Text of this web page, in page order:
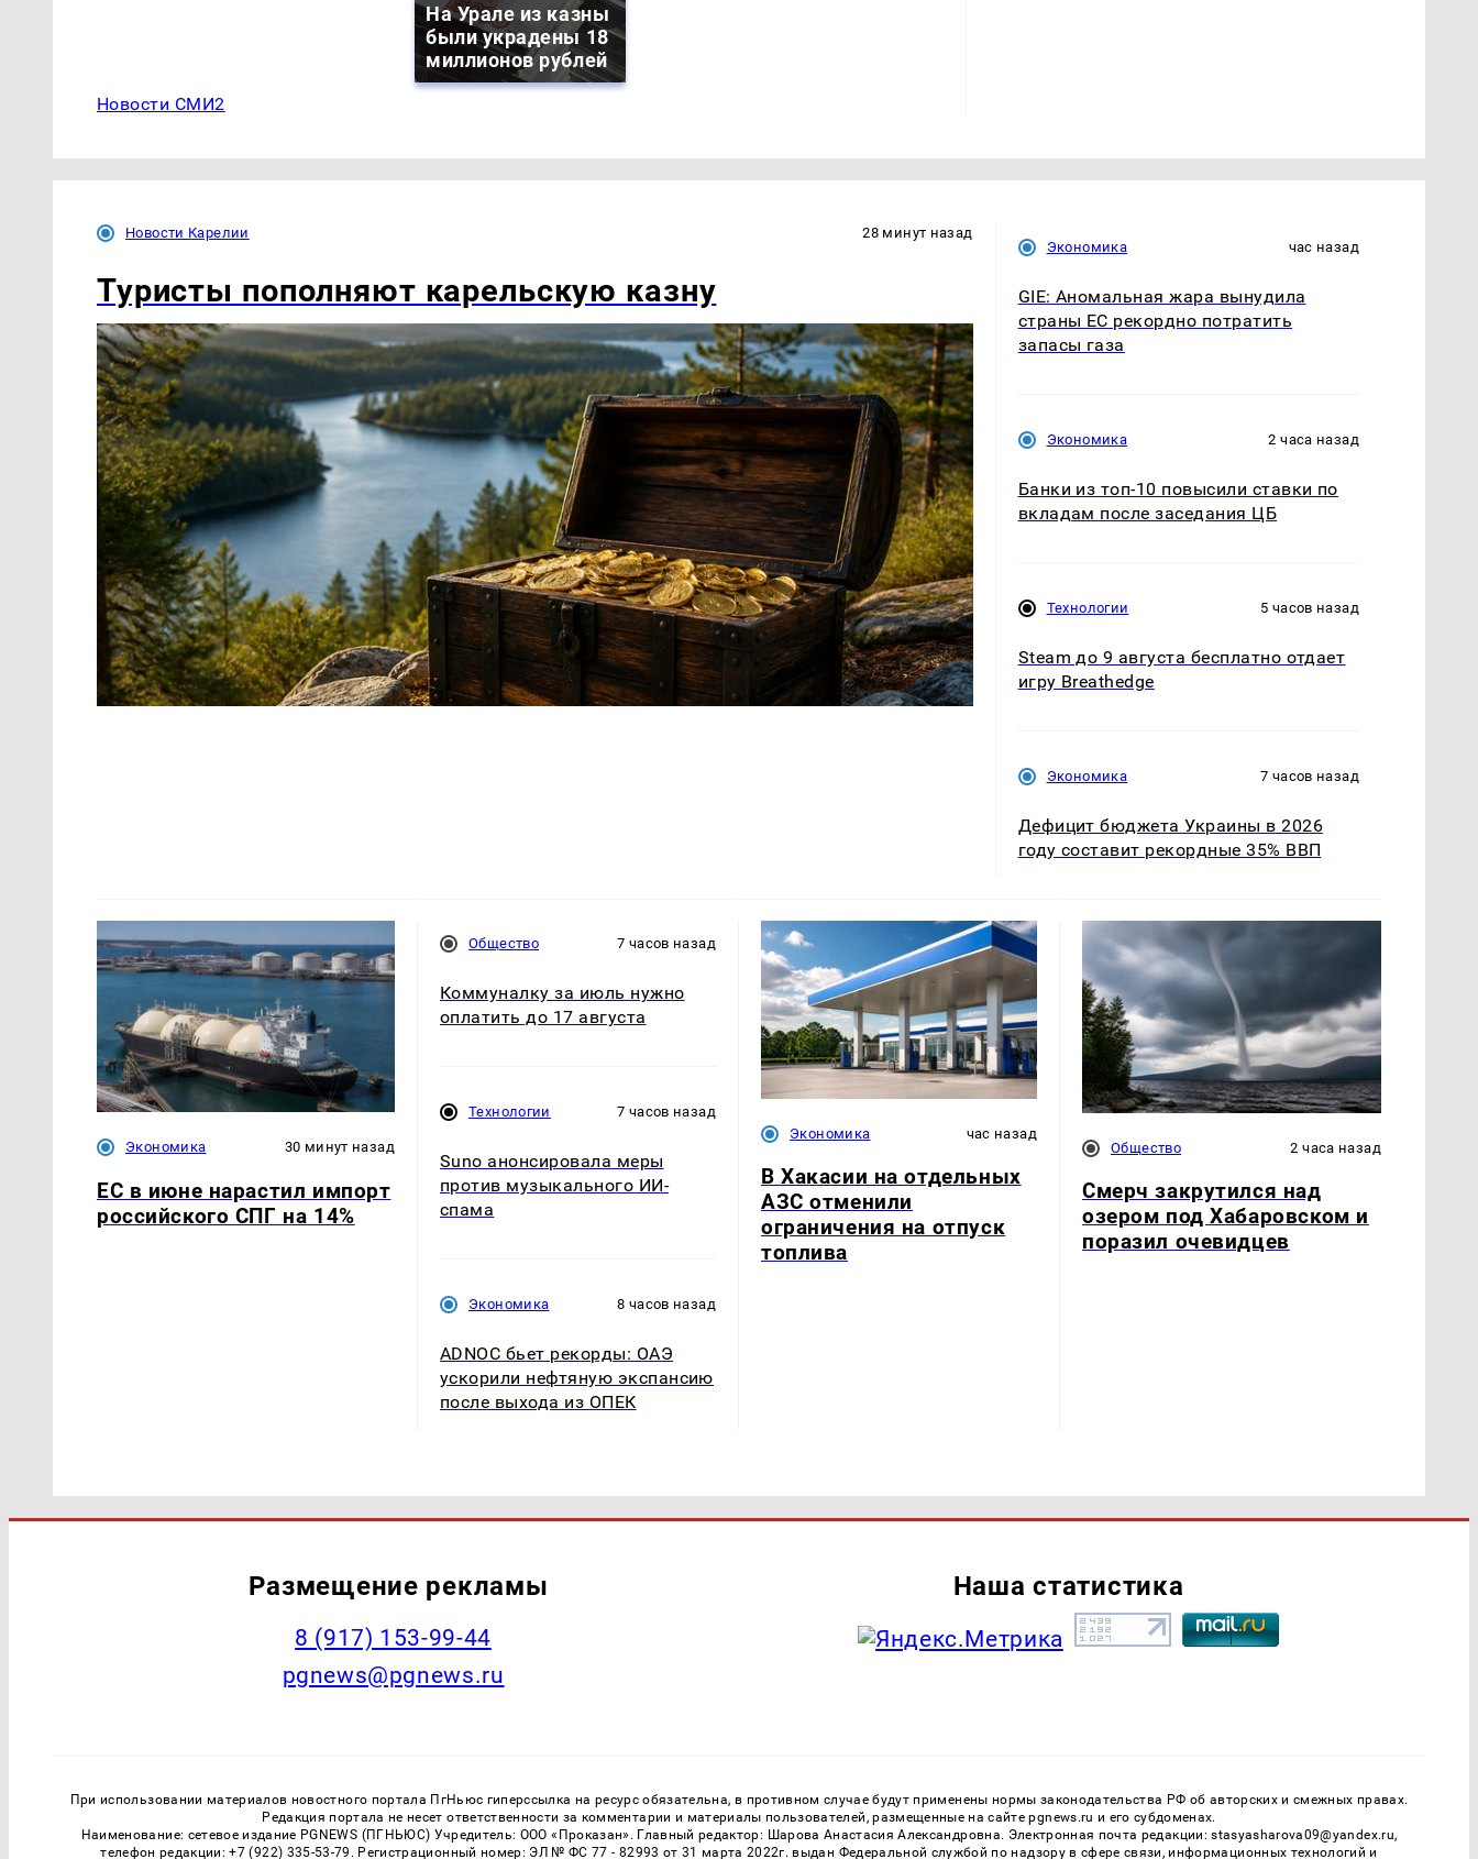
На Урале из казны
были украдены 18
миллионов рублей
Новости СМИ2
Новости Карелии 28 минут назад
Туристы пополняют карельскую казну
Экономика час назад
GIE: Аномальная жара вынудила
страны ЕС рекордно потратить
запасы газа
Экономика 2 часа назад
Банки из топ-10 повысили ставки по
вкладам после заседания ЦБ
Технологии 5 часов назад
Steam до 9 августа бесплатно отдает
игру Breathedge
Экономика 7 часов назад
Дефицит бюджета Украины в 2026
году составит рекордные 35% ВВП
Экономика 30 минут назад
ЕС в июне нарастил импорт
российского СПГ на 14%
Общество 7 часов назад
Коммуналку за июль нужно
оплатить до 17 августа
Технологии 7 часов назад
Suno анонсировала меры
против музыкального ИИ-
спама
Экономика 8 часов назад
ADNOC бьет рекорды: ОАЭ
ускорили нефтяную экспансию
после выхода из ОПЕК
Экономика час назад
В Хакасии на отдельных
АЗС отменили
ограничения на отпуск
топлива
Общество 2 часа назад
Смерч закрутился над
озером под Хабаровском и
поразил очевидцев
Размещение рекламы
‭8 (917) 153-99-44
pgnews@pgnews.ru
Наша статистика
При использовании материалов новостного портала ПгНьюс гиперссылка на ресурс обязательна, в противном случае будут применены нормы законодательства РФ об авторских и смежных правах.
Редакция портала не несет ответственности за комментарии и материалы пользователей, размещенные на сайте pgnews.ru и его субдоменах.
Наименование: сетевое издание PGNEWS (ПГНЬЮС) Учредитель: ООО «Проказан». Главный редактор: Шарова Анастасия Александровна. Электронная почта редакции: stasyasharova09@yandex.ru,
телефон редакции: +7 (922) 335-53-79. Регистрационный номер: ЭЛ № ФС 77 - 82993 от 31 марта 2022г. выдан Федеральной службой по надзору в сфере связи, информационных технологий и